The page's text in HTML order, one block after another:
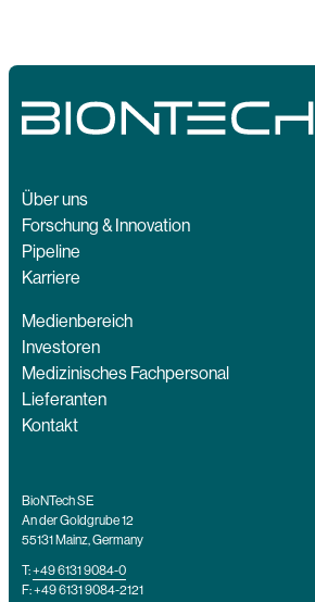
Über uns
Forschung & Innovation
Pipeline
Karriere
Medienbereich
Investoren
Medizinisches Fachpersonal
Lieferanten
Kontakt
BioNTech SE
An der Goldgrube 12
55131 Mainz, Germany
T:+49 6131 9084-0
F: +49 6131 9084-2121